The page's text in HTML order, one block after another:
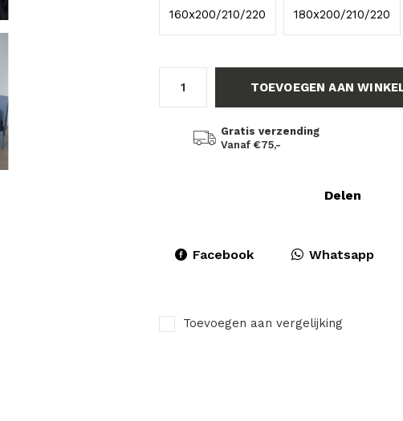
160x200/210/220 180x200/210/220
TOEVOEGEN AAN
Gratis verzending
Vanaf €75,-
Delen
Facebook Whatsapp
Toevoegen aan vergelijking